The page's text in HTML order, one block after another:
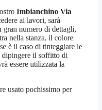
Imbianchino Via
ai lavori, sarà
gran numero di dettagli,
nella stanza, il colore
è il caso di tinteggiare le
dipingere il soffitto di
essere utilizzata la
usato pochissimo per